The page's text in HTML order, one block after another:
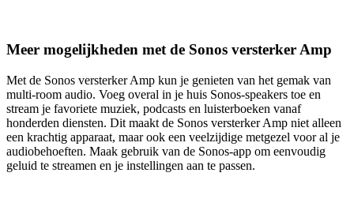
Meer mogelijkheden met de Sonos versterker Amp
Met de Sonos versterker Amp kun je genieten van het gemak van
multi-room audio. Voeg overal in je huis Sonos-speakers toe en
stream je favoriete muziek, podcasts en luisterboeken vanaf
honderden diensten. Dit maakt de Sonos versterker Amp niet alleen
een krachtig apparaat, maar ook een veelzijdige metgezel voor al je
audiobehoeften. Maak gebruik van de Sonos-app om eenvoudig
geluid te streamen en je instellingen aan te passen.